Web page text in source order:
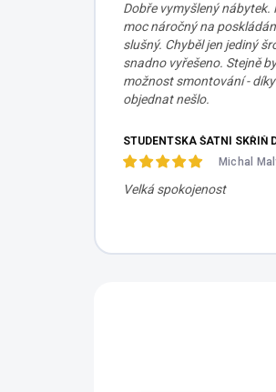
Dobře vymyšlený nábytek.
moc náročný na
slušný. Chyběl jen jediný
snadno vyřešeno. Stejně
možnost smontování -
objednat nešlo.
Michal
Velká spokojenost